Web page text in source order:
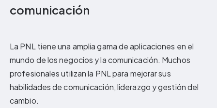
comunicación
La PNL tiene una amplia gama de aplicaciones en el
mundo de los negocios y la comunicación. Muchos
profesionales utilizan la PNL para mejorar sus
habilidades de comunicación, liderazgo y gestión del
cambio.